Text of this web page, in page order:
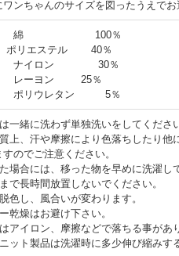
ンちゃんのサイズを図ったうえでお
綿 100％
リエステル 40％
ロン 30％
ヨン 25％
レタン 5％
一緒に洗わず単独洗いをしてくださ
上、汗や摩擦により色落ちしたり他
のでご注意ください。
場合には、移った物を早めに洗濯し
で長時間放置しないでください。
色し、風合いが変わります。
乾燥はお避け下さい。
アイロン、摩擦などで落ちる事があ
ット製品は洗濯時に多少伸び縮みす